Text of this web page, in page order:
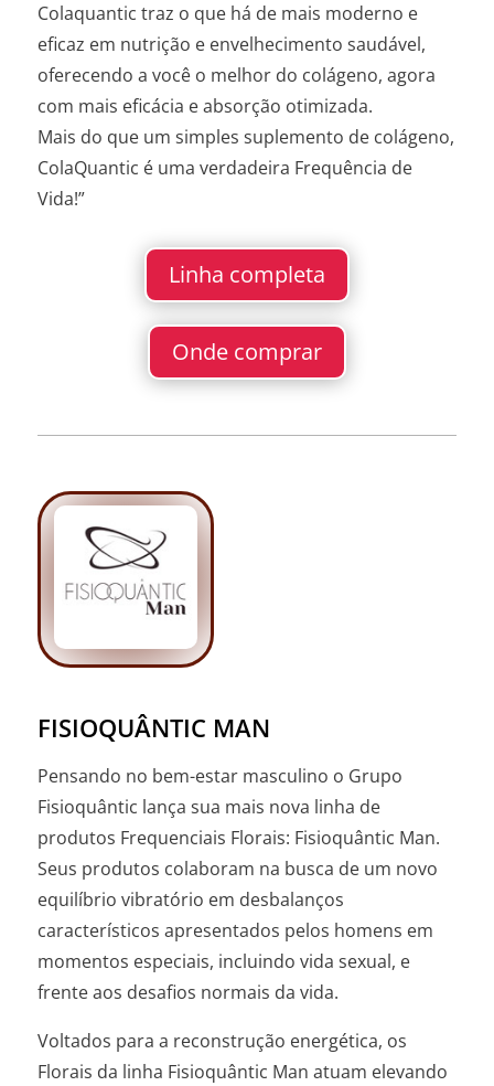
Colaquantic traz o que há de mais moderno e
eficaz em nutrição e envelhecimento saudável,
oferecendo a você o melhor do colágeno, agora
com mais eficácia e absorção otimizada.
Mais do que um simples suplemento de colágeno,
ColaQuantic é uma verdadeira Frequência de
Vida!”
Linha completa
Onde comprar
FISIOQUÂNTIC MAN
Pensando no bem-estar masculino o Grupo
Fisioquântic lança sua mais nova linha de
produtos Frequenciais Florais: Fisioquântic Man.
Seus produtos colaboram na busca de um novo
equilíbrio vibratório em desbalanços
característicos apresentados pelos homens em
momentos especiais, incluindo vida sexual, e
frente aos desafios normais da vida.
Voltados para a reconstrução energética, os
Florais da linha Fisioquântic Man atuam elevando